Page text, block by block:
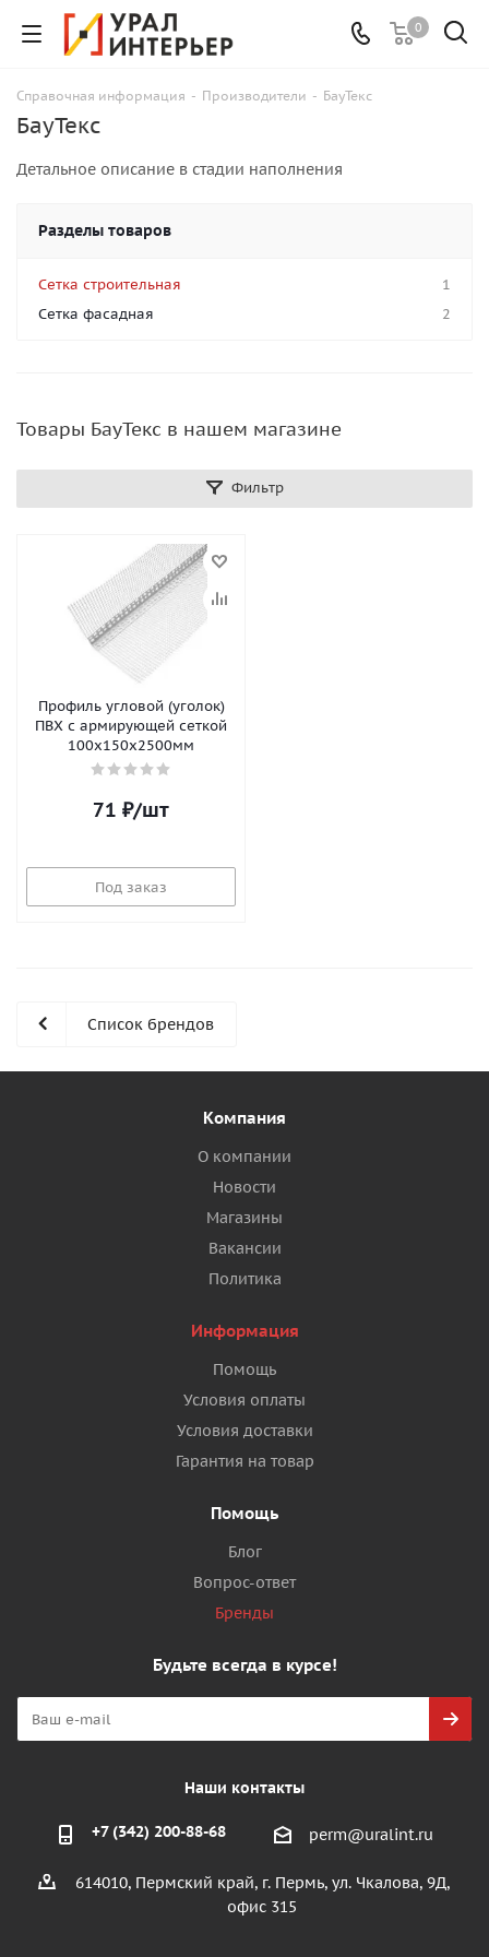
0
Справочная информация - Производители - БауТекс
БауТекс
Детальное описание в стадии наполнения
Разделы товаров
Сетка строительная
1
Сетка фасадная
2
Товары БауТекс в нашем магазине
Фильтр
Профиль угловой (уголок)
ПВХ с армирующей сеткой
100х150х2500мм
71 ₽/шт
Под заказ
Список брендов
Компания
О компании
Новости
Магазины
Вакансии
Политика
Информация
Помощь
Условия оплаты
Условия доставки
Гарантия на товар
Помощь
Блог
Вопрос-ответ
Бренды
Будьте всегда в курсе!
Наши контакты
+7 (342) 200-88-68 perm@uralint.ru
614010, Пермский край, г. Пермь, ул. Чкалова, 9Д,
офис 315